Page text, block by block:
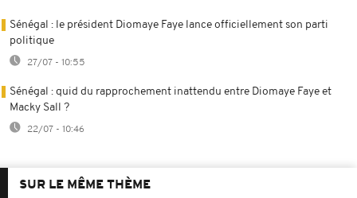
Sénégal : le président Diomaye Faye lance officiellement son parti
politique
27/07 - 10:55
Sénégal : quid du rapprochement inattendu entre Diomaye Faye et
Macky Sall ?
22/07 - 10:46
SUR LE MÊME THÈME